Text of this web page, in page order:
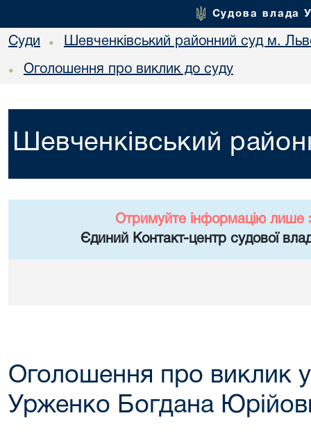
Судова влада
Суди • Шевченківський районний суд м.
• Оголошення про виклик до суду
Шевченківський
Отримуйте інформацію лише
Єдиний Контакт-центр судової
Оголошення про виклик у
Урженко Богдана